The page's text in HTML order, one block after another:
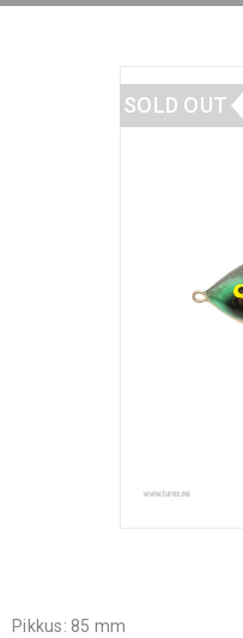
SOLD OUT
Pikkus: 85 mm